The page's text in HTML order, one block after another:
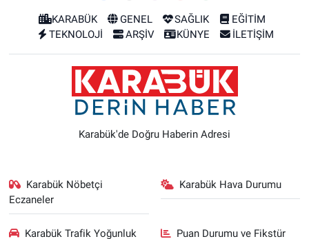
KARABÜK GENEL SAĞLIK
EĞİTİM
TEKNOLOJİ
ARŞİV KÜNYE İLETİŞİM
Karabük'de Doğru Haberin Adresi
Karabük Nöbetçi
Eczaneler
Karabük Hava Durumu
Karabük Trafik Yoğunluk Puan Durumu ve Fikstür